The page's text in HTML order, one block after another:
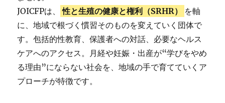
JOICFPは、
性と生殖の健康と権利（SRHR）
を軸
に、地域で根づく慣習そのものを変えていく団体で
す。包括的性教育、保護者への対話、必要なヘルス
ケアへのアクセス。月経や妊娠・出産が“学びをやめ
る理由”にならない社会を、地域の手で育てていくア
プローチが特徴です。